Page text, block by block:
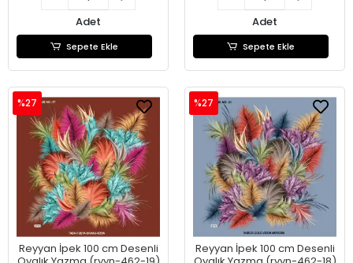
Adet
Sepete Ekle
Adet
Sepete Ekle
Reyyan İpek 100 cm Desenli
%27
Reyyan İpek 100 cm Desenli
%27